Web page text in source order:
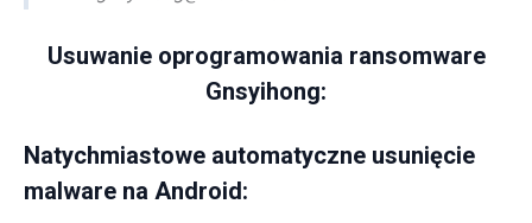
Usuwanie oprogramowania ransomware
Gnsyihong:
Natychmiastowe automatyczne usunięcie
malware na Android: